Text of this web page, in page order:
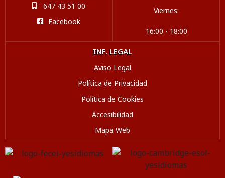
647 43 51 00
Facebook
Viernes:
16:00 - 18:00
INF. LEGAL
Aviso Legal
Política de Privacidad
Política de Cookies
Accesibilidad
Mapa Web